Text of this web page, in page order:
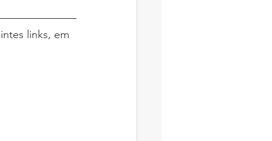
links, em